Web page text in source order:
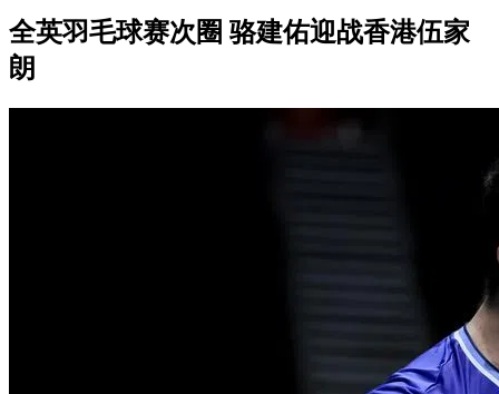
全英羽毛球赛次圈 骆建佑迎战香港伍家
朗